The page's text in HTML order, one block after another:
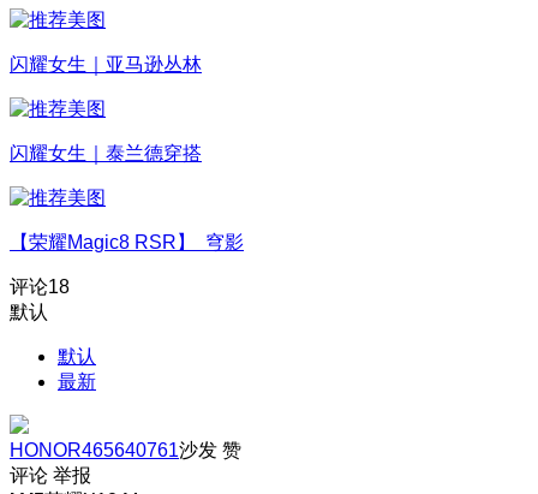
闪耀女生｜亚马逊丛林
闪耀女生｜泰兰德穿搭
【荣耀Magic8 RSR】 穹影
评论18
默认
默认
最新
HONOR465640761沙发 赞
评论 举报